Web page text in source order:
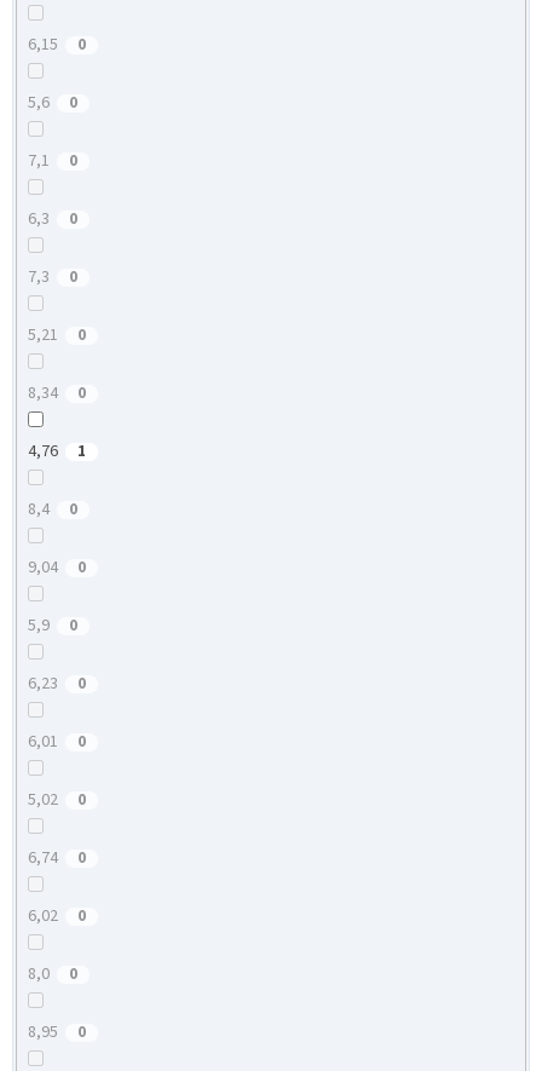
6,15 0
5,6 0
7,1 0
6,3 0
7,3 0
5,21 0
8,34 0
4,76 1
8,4 0
9,04 0
5,9 0
6,23 0
6,01 0
5,02 0
6,74 0
6,02 0
8,0 0
8,95 0